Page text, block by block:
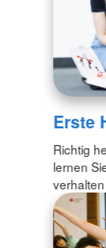
Erste
Richtig
lernen